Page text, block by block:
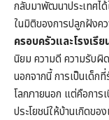
กลับมาพัฒนาประเทศไ
ในมิติของการปลูกฝังค
ครอบครัวและโรงเรีย
นิยม ความดี ความรับผิ
นอกจากนี้ การเป็นเด็ก
โลกภายนอก แต่คือการ
ประโยชน์ให้บ้านเกิดของ